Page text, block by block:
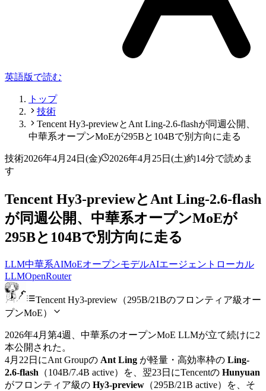
英語版で読む
トップ
技術
Tencent Hy3-previewとAnt Ling-2.6-flashが同週公開、
中華系オープンMoEが295Bと104Bで別方向に走る
技術2026年4月24日(金) 2026年4月25日(土)約14分で読めま
す
Tencent Hy3-previewとAnt Ling-2.6-flash
が同週公開、中華系オープンMoEが
295Bと104Bで別方向に走る
LLM中華系AIMoEオープンモデルAIエージェント ローカル
LLMOpenRouter
Tencent Hy3-preview（295B/21Bのフロンティア級オー
プンMoE）
2026年4月第4週、中華系のオープンMoE LLMが立て続けに2
本公開された。
4月22日にAnt Groupの Ant Ling が軽量・高効率枠の Ling-
2.6-flash （104B/7.4B active）を、翌23日にTencentの Hunyuan
がフロンティア級の Hy3-preview （295B/21B active）を、そ